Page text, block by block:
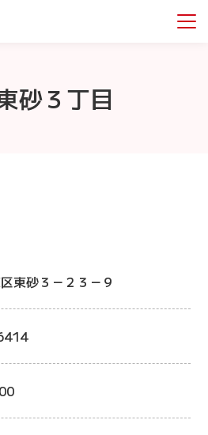
砂３丁目
東砂３－２３－９